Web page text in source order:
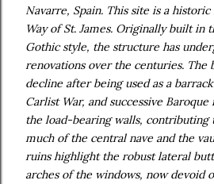
Navarre, Spain. This site is a
Way of St. James. Originally built in
Gothic style, the structure has
renovations over the centuries. The
decline after being used as a
Carlist War, and successive
the load-bearing walls, contributing
much of the central nave and the
ruins highlight the robust lateral
arches of the windows, now devoid